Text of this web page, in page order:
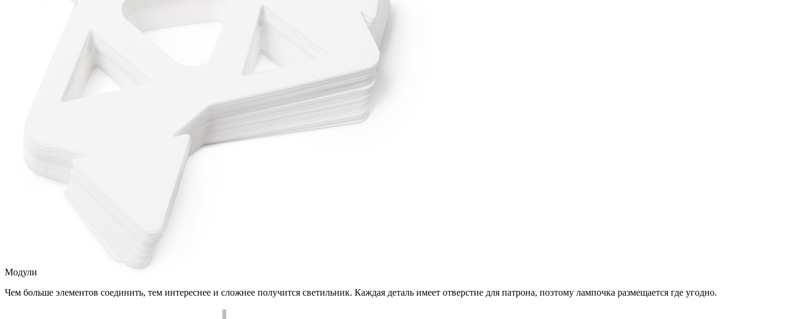
Модули
Чем больше элементов соединить, тем интереснее и сложнее получится светильник. Каждая деталь имеет отверстие для патрона, поэтому лампочка размещается где угодно.